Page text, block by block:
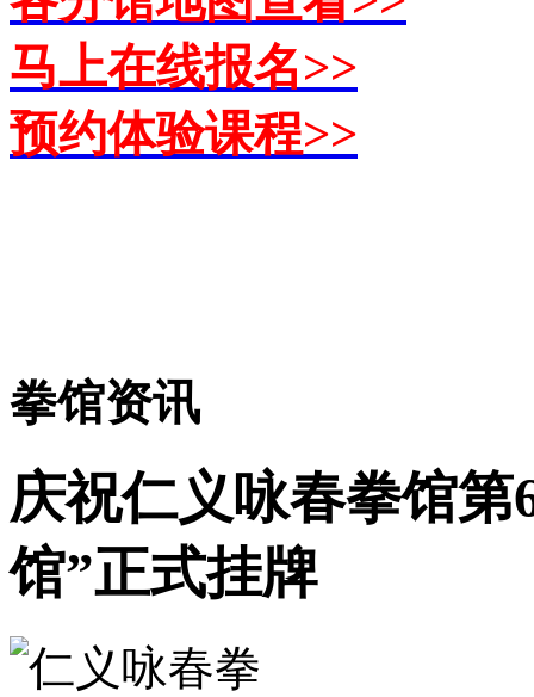
马上在线报名>>
预约体验课程>>
拳馆资讯
庆祝仁义咏春拳馆
馆”正式挂牌